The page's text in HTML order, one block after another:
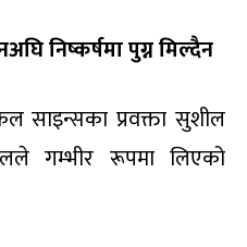
निष्कर्षमा पुग्न मिल्दैन
प्रवक्ता सुशील
गम्भीर रूपमा लिएको